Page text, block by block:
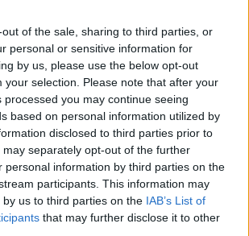
of the sale, sharing to third parties, or
personal or sensitive information for
by us, please use the below opt-out
your selection. Please note that after your
processed you may continue seeing
based on personal information utilized by
disclosed to third parties prior to
separately opt-out of the further
personal information by third parties on the
participants. This information may
us to third parties on the IAB’s List of
that may further disclose it to other
Γιαϊλαλί: Κρίσιμη καμπή στη
του μετά την αναβολή της
το καθεστώς ασύλου